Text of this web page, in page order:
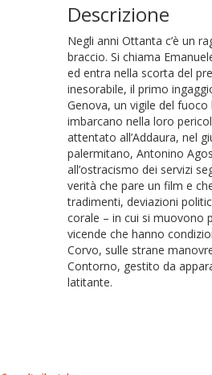
Descrizione
Negli anni Ottanta c’è un
braccio. Si chiama
ed entra nella scorta del
inesorabile, il primo
Genova, un vigile del
imbarcano nella loro
attentato all’Addaura, nel
palermitano, Antonino
all’ostracismo dei servizi
verità che pare un film e
tradimenti, deviazioni
corale – in cui si muovono
vicende che hanno
Corvo, sulle strane
Contorno, gestito da
latitante.